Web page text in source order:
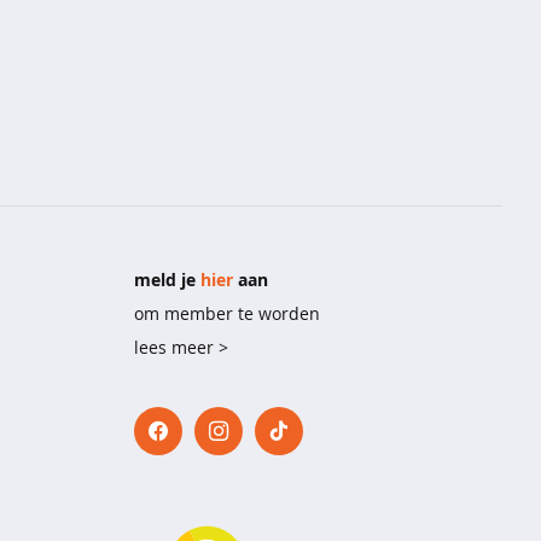
meld je hier aan
om member te worden
lees meer >